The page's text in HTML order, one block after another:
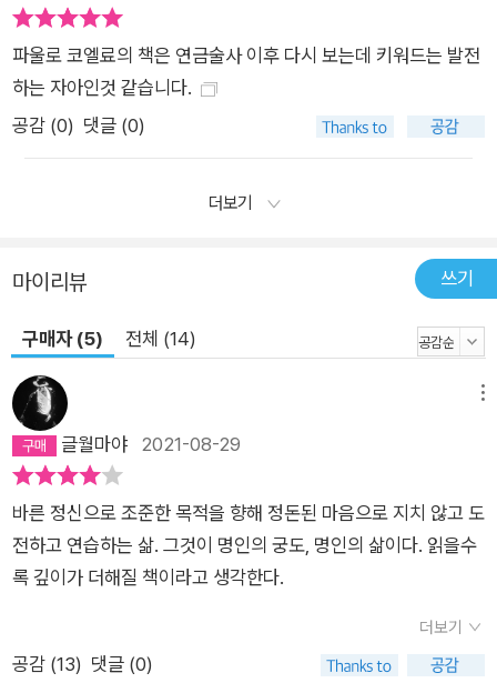
파울로 코엘료의 책은 연금술사 이후 다시 보는데 키워드는 발전
하는 자아인것 같습니다.
공감 (0) 댓글 (0)
더보기
마이리뷰 쓰기
구매자 (5) 전체 (14)
글월마야 2021-08-29
바른 정신으로 조준한 목적을 향해 정돈된 마음으로 지치 않고 도
전하고 연습하는 삶. 그것이 명인의 궁도, 명인의 삶이다. 읽을수
록 깊이가 더해질 책이라고 생각한다.
더보기
공감 (13) 댓글 (0)